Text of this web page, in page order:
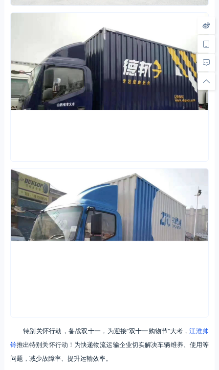
特别关怀行动，备战双十一，为迎接“双十一购物节”大考，江淮帅
铃推出特别关怀行动！为快递物流运输企业切实解决车辆维养、使用等
问题，减少故障率、提升运输效率。